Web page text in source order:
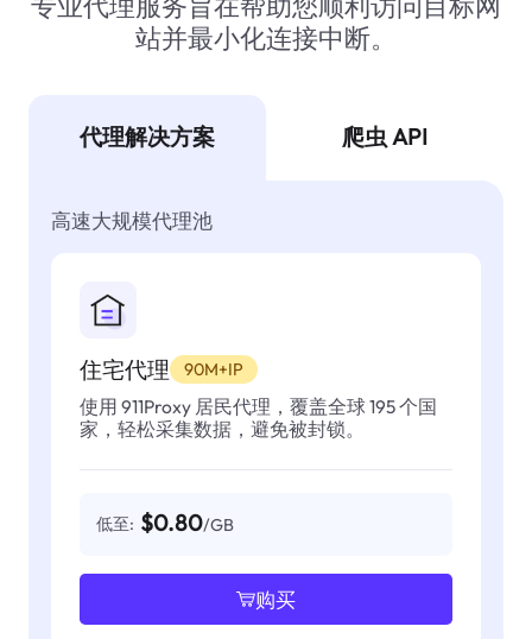
站并最小化连接中断。
代理解决方案 爬虫 API
高速大规模代理池
住宅代理 90M+IP
使用 911Proxy 居民代理，覆盖全球 195 个国
家，轻松采集数据，避免被封锁。
低至: $0.80/GB
购买